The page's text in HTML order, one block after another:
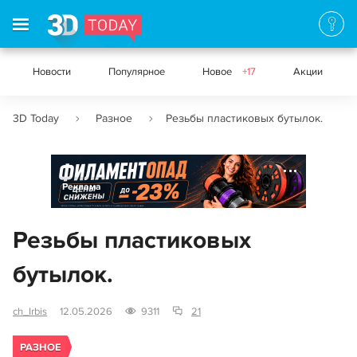
Новости Популярное Новое +17 Акции
3D Today Разное Резьбы пластиковых бутылок.
Реклама
Резьбы пластиковых
бутылок.
ch_Irbis 12.05.2026 9311 21
РАЗНОЕ